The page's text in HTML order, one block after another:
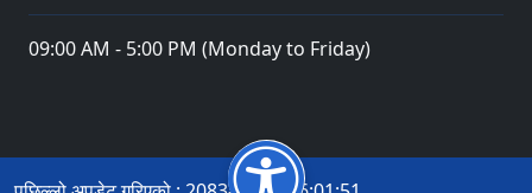
09:00 AM - 5:00 PM (Monday to Friday)